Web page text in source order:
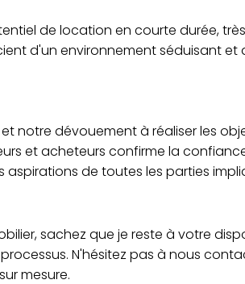
de location en courte durée,
d'un environnement séduisant
notre dévouement à réaliser les
et acheteurs confirme la
de toutes les parties
sachez que je reste à votre
N'hésitez pas à nous
mesure.